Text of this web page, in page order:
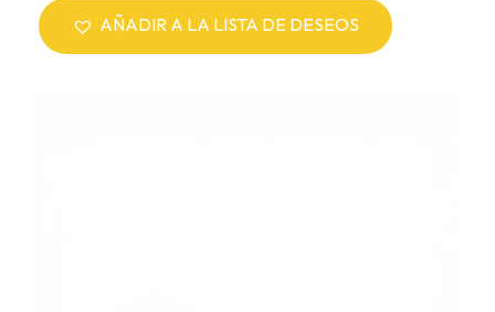
AÑADIR A LA LISTA DE DESEOS